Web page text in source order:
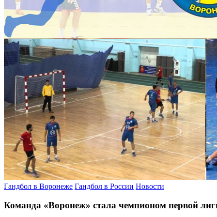
Гандбол в Воронеже Гандбол в России Новости
Команда «Воронеж» стала чемпионом первой